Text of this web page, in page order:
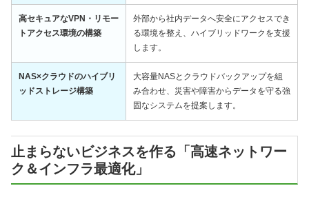
高セキュアなVPN・リモー
トアクセス環境の構築
外部から社内データへ安全にアクセスでき
る環境を整え、ハイブリッドワークを支援
します。
NAS×クラウドのハイブリ
ッドストレージ構築
大容量NASとクラウドバックアップを組
み合わせ、災害や障害からデータを守る強
固なシステムを提案します。
止まらないビジネスを作る「高速ネットワー
ク＆インフラ最適化」